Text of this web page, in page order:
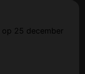
op 25 december